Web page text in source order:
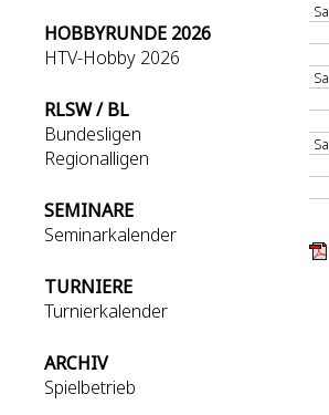
HOBBYRUNDE 2026
HTV-Hobby 2026
RLSW / BL
Bundesligen
Regionalligen
SEMINARE
Seminarkalender
TURNIERE
Turnierkalender
ARCHIV
Spielbetrieb